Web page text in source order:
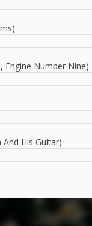
Engine Number Nine)
His Guitar)